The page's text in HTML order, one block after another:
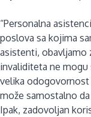
“Personalna
poslova sa kojima
asistenti, obavljamo
invaliditeta ne mogu
velika odogovornost
može samostalno
Ipak, zadovoljan